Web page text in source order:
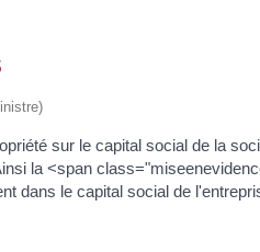
sur le capital social de la
la <span
dans le capital social de